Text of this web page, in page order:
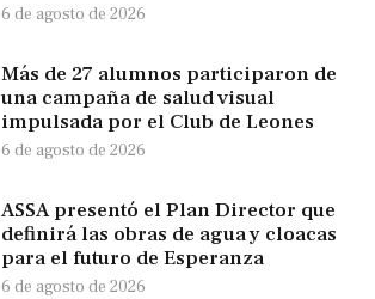
6 de agosto de 2026
Más de 27 alumnos participaron de
una campaña de salud visual
impulsada por el Club de Leones
6 de agosto de 2026
ASSA presentó el Plan Director que
definirá las obras de agua y cloacas
para el futuro de Esperanza
6 de agosto de 2026